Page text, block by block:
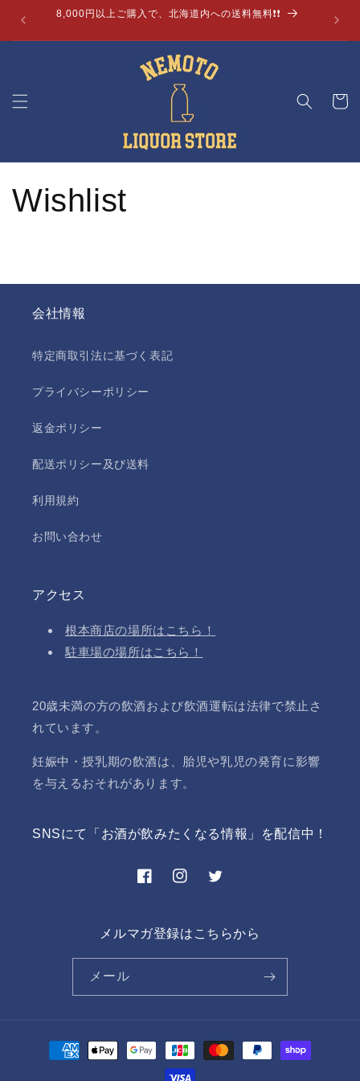
ンツに8,000円以上ご購入で、北海道内への送料無料❗❗
ー
Wishlist
会社情報
特定商取引法に基づく表記
プライバシーポリシー
返金ポリシー
配送ポリシー及び送料
利用規約
お問い合わせ
アクセス
根本商店の場所はこちら！
駐車場の場所はこちら！
20歳未満の方の飲酒および飲酒運転は法律で禁止さ
れています。
妊娠中・授乳期の飲酒は、胎児や乳児の発育に影響
を与えるおそれがあります。
SNSにて「お酒が飲みたくなる情報」を配信中！
FacebookInstagramTwitter
メルマガ登録はこちらから
メール